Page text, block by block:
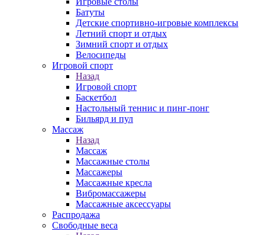
Батуты
Детские спортивно-игровые комплексы
Летний спорт и отдых
Зимний спорт и отдых
Велосипеды
Игровой спорт
Назад
Игровой спорт
Баскетбол
Настольный теннис и пинг-понг
Бильярд и пул
Массаж
Назад
Массаж
Массажные столы
Массажеры
Массажные кресла
Вибромассажеры
Массажные аксессуары
Распродажа
Свободные веса